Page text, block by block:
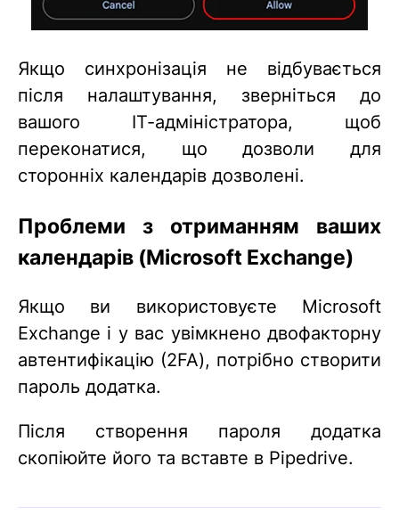
Якщо синхронізація не відбувається
після налаштування, зверніться до
вашого ІТ-адміністратора, щоб
переконатися, що дозволи для
сторонніх календарів дозволені.
Проблеми з отриманням ваших
календарів (Microsoft Exchange)
Якщо ви використовуєте Microsoft
Exchange і у вас увімкнено двофакторну
автентифікацію (2FA), потрібно створити
пароль додатка.
Після створення пароля додатка
скопіюйте його та вставте в Pipedrive.